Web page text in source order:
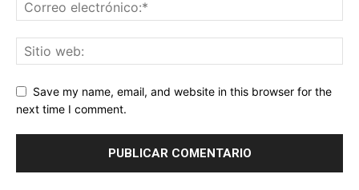
Save my name, email, and website in this browser for the
next time I comment.